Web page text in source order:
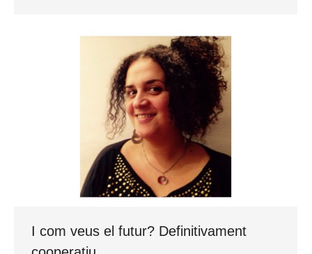
I com veus el futur? Definitivament